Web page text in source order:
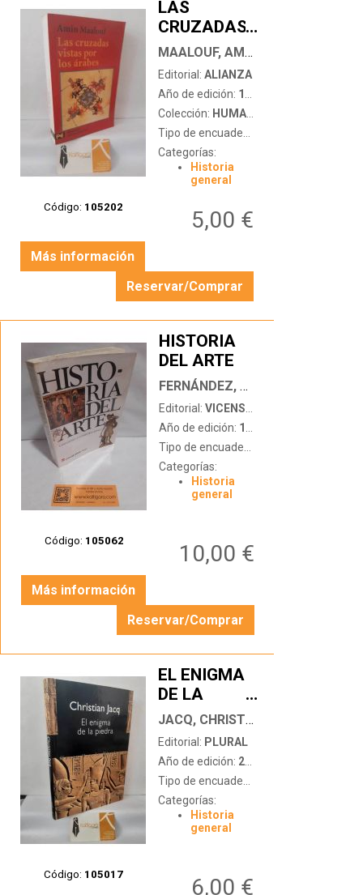
Código: 105202
LAS
CRUZADAS
VISTAS POR
LOS
ÁRABES
…
MAALOUF, AMIN
Editorial: ALIANZA
Año de edición: 1998
Colección: HUMANIDADES
Tipo de encuadernación:
Categorías:
Historia
general
5,00 €
Más información
Reservar/Comprar
Código: 105062
HISTORIA
DEL ARTE
FERNÁNDEZ, A. - BARNECHEA, E. - HARO, J.
Editorial: VICENS VIVES
Año de edición: 1988
Tipo de encuadernación:
Categorías:
Historia
general
10,00 €
Más información
Reservar/Comprar
Código: 105017
EL ENIGMA
DE LA
PIEDRA
…
JACQ, CHRISTIAN
Editorial: PLURAL
Año de edición: 2000
Tipo de encuadernación:
Categorías:
Historia
general
6,00 €